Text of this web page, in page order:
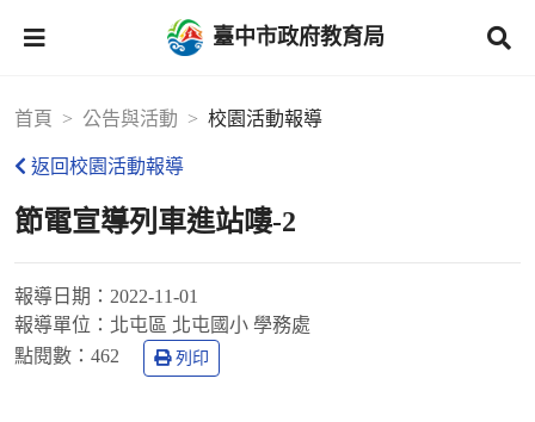
臺中市政府教育局
首頁 公告與活動 校園活動報導
返回校園活動報導
節電宣導列車進站嘍-2
報導日期： 2022-11-01
報導單位： 北屯區 北屯國小 學務處
點閱數： 462 列印